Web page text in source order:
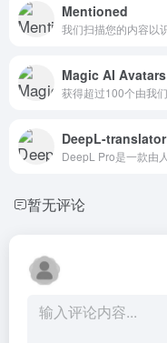
Mentioned
Magic AI Avatars
DeepL-translator
暂无评论